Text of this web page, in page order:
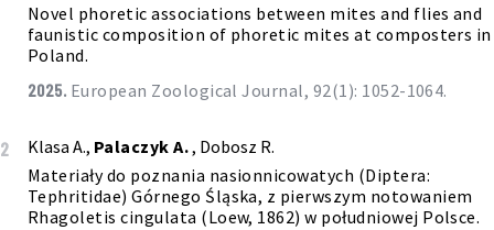
Novel phoretic associations between mites and flies and
faunistic composition of phoretic mites at composters in
Poland.
2025. European Zoological Journal, 92(1): 1052-1064.
2 Klasa A., Palaczyk A., Dobosz R.
Materiały do poznania nasionnicowatych (Diptera:
Tephritidae) Górnego Śląska, z pierwszym notowaniem
Rhagoletis cingulata (Loew, 1862) w południowej Polsce.